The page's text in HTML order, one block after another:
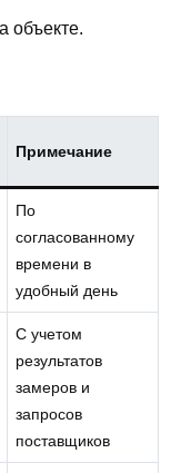
объекте.
Примечание
По
согласованному
времени в
удобный день
С учетом
результатов
замеров и
запросов
поставщиков